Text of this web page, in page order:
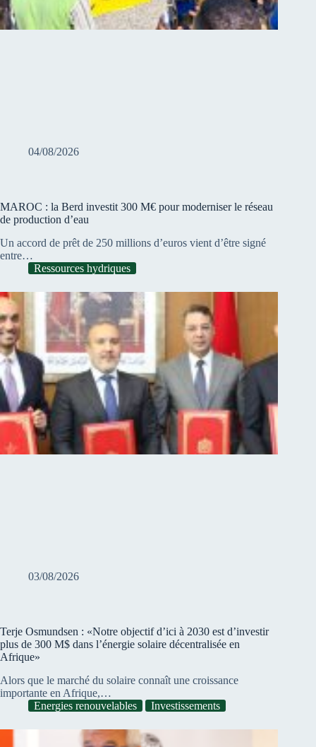
04/08/2026
MAROC : la Berd investit 300 M€ pour moderniser le réseau
de production d’eau
Un accord de prêt de 250 millions d’euros vient d’être signé
entre…
Ressources hydriques
03/08/2026
Terje Osmundsen : «Notre objectif d’ici à 2030 est d’investir
plus de 300 M$ dans l’énergie solaire décentralisée en
Afrique»
Alors que le marché du solaire connaît une croissance
importante en Afrique,…
Energies renouvelables
Investissements